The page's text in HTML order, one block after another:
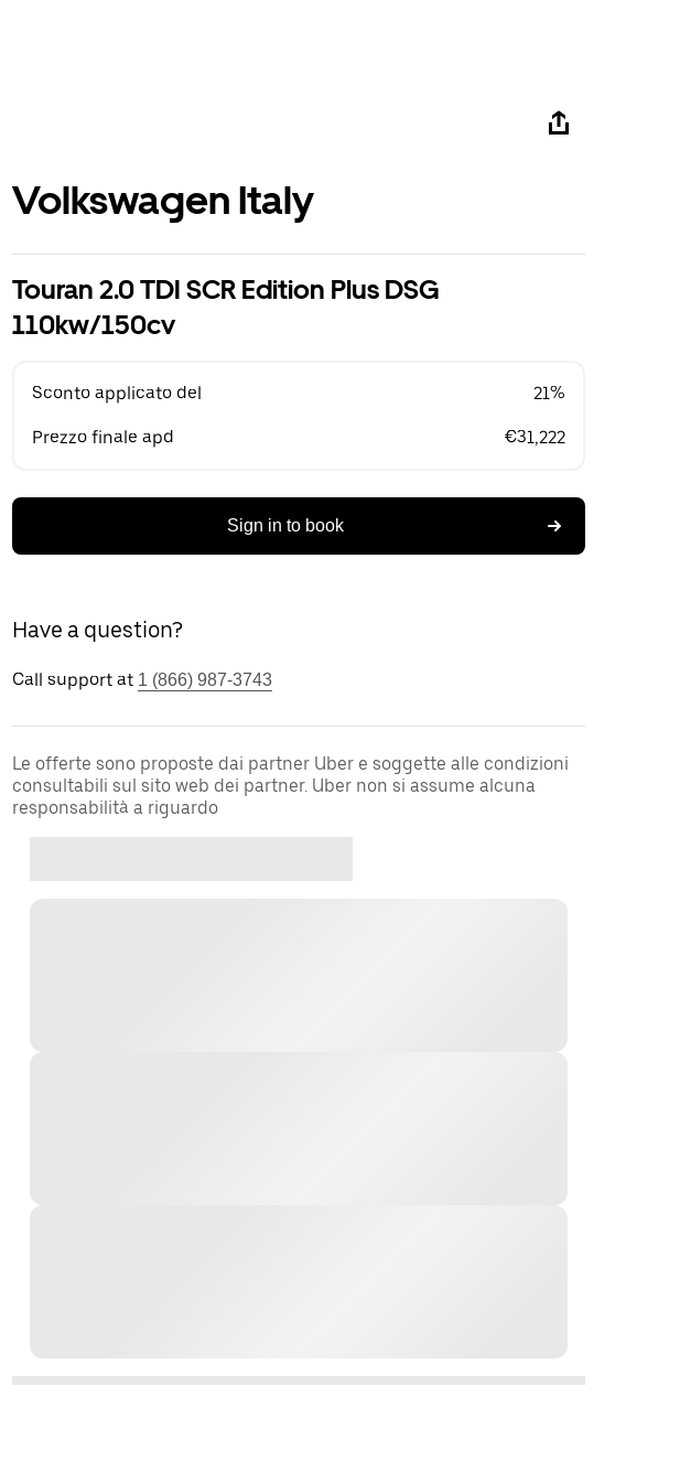
Volkswagen Italy
Touran 2.0 TDI SCR Edition Plus DSG
110kw/150cv
Sconto applicato del 21%
Prezzo finale apd €31,222
Sign in to book
Have a question?
Call support at 1 (866) 987-3743
Le offerte sono proposte dai partner Uber e soggette alle condizioni
consultabili sul sito web dei partner. Uber non si assume alcuna
responsabilità a riguardo